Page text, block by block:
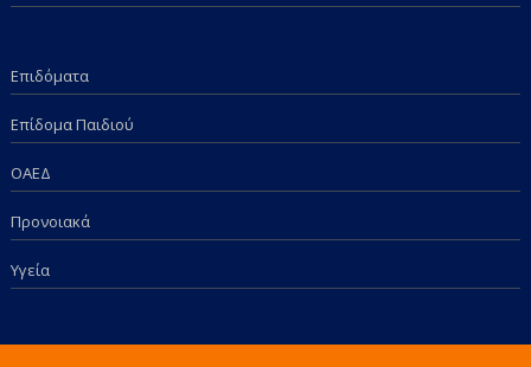
Επιδόματα
Επίδομα Παιδιού
ΟΑΕΔ
Προνοιακά
Υγεία